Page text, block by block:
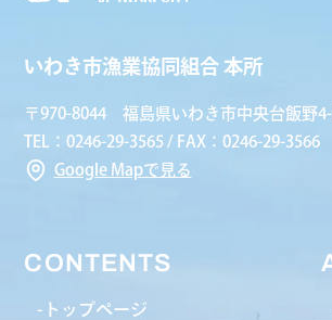
いわき市漁業協同組合 本所
〒970-8044 福島県いわき市中央台飯野4-
TEL：0246-29-3565 / FAX：0246-29-3566
Google Mapで見る
CONTENTS
トップページ